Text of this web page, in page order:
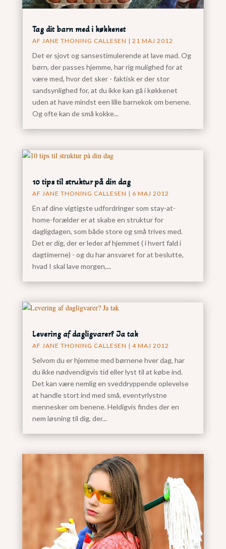
Tag dit barn med i køkkenet
AF JANE THONING CALLESEN | 21 MAJ 2012
Det er sjovt og sansestimulerende at lave mad. Og
børn, der passes hjemme, har rig mulighed for at
være med, hvor det sker - faktisk er der stor
sandsynlighed for, at du ikke kan gå i køkkenet
uden at have mindst een lille barnekok om benene.
Og ofte kan de små kokke...
10 tips til struktur på din dag
AF JANE THONING CALLESEN | 6 MAJ 2012
En af dine vigtigste udfordringer som stay-at-
home-forælder er at skabe en struktur for
dagligdagen, som både store og små trives med.
Det er dig, der er leder af hjemmet ( i hvert fald i
dagtimerne) - og du har ansvaret for at beslutte,
hvad I skal lave morgen,...
Levering af dagligvarer? Ja tak
AF JANE THONING CALLESEN | 4 MAJ 2012
Selvom du er hjemme med børnene hver dag, har
du ikke nødvendigvis tid eller lyst til at købe ind.
Det kan være nemlig en sveddryppende oplevelse
at handle stort ind med små, eventyrlystne
mennesker om benene. Heldigvis findes der en
nem løsning til dig, der...